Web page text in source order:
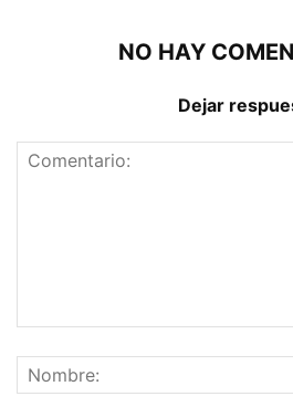
NO HAY
Dejar